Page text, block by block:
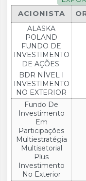
ACIONISTA
ALASKA
POLAND
FUNDO DE
INVESTIMENTO
DE AÇÕES 
BDR NÍVEL I
INVESTIMENTO
NO EXTERIOR
Fundo De
Investimento
Em
Participações
Multiestratégia
Multisetorial
Plus
Investimento
No Exterior